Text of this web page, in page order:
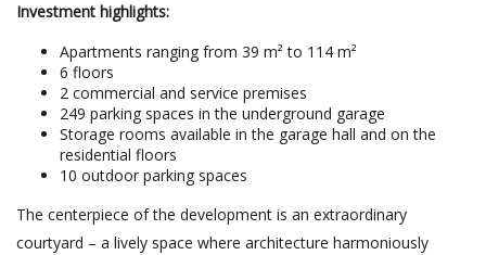
Investment highlights:
Apartments ranging from 39 m² to 114 m²
6 floors
2 commercial and service premises
249 parking spaces in the underground garage
Storage rooms available in the garage hall and on the
residential floors
10 outdoor parking spaces
The centerpiece of the development is an extraordinary
courtyard – a lively space where architecture harmoniously